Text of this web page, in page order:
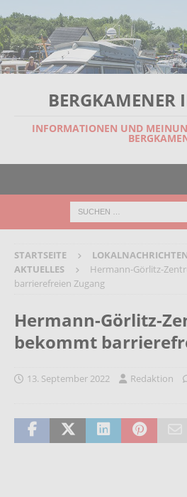
BERGKAMENER
INFORMATIONEN UND
STARTSEITE
AKTUELLES
Hermann-Görlitz-
barrierefreien Zugang
Hermann-Görlitz-
bekommt
13. September 2022 Redaktion